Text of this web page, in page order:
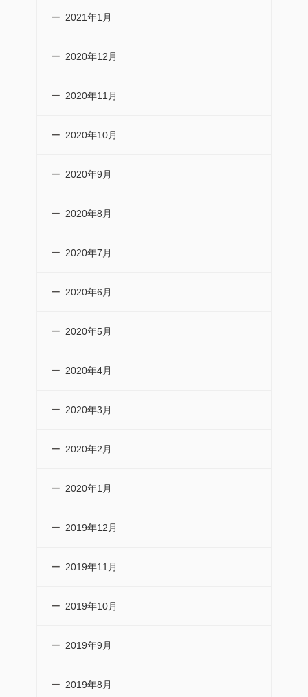
2021年1月
2020年12月
2020年11月
2020年10月
2020年9月
2020年8月
2020年7月
2020年6月
2020年5月
2020年4月
2020年3月
2020年2月
2020年1月
2019年12月
2019年11月
2019年10月
2019年9月
2019年8月